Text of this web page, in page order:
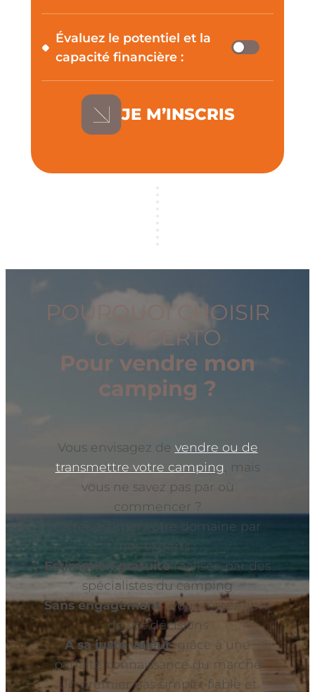
Évaluez le potentiel et la
capacité financière :
JE M’INSCRIS
POURQUOI CHOISIR
CONCERTO
Pour vendre mon
camping ?
Vous envisagez de vendre ou de
transmettre votre camping , mais
vous ne savez pas par où
commencer ?
Faites estimer votre domaine par
nos experts :
Estimation gratuite réalisée par des
spécialistes du camping
Sans engagement: vous restez libre
de vos décisions
À sa juste valeur, grâce à une
parfaite connaissance du marché
Un premier pas simple, fiable et